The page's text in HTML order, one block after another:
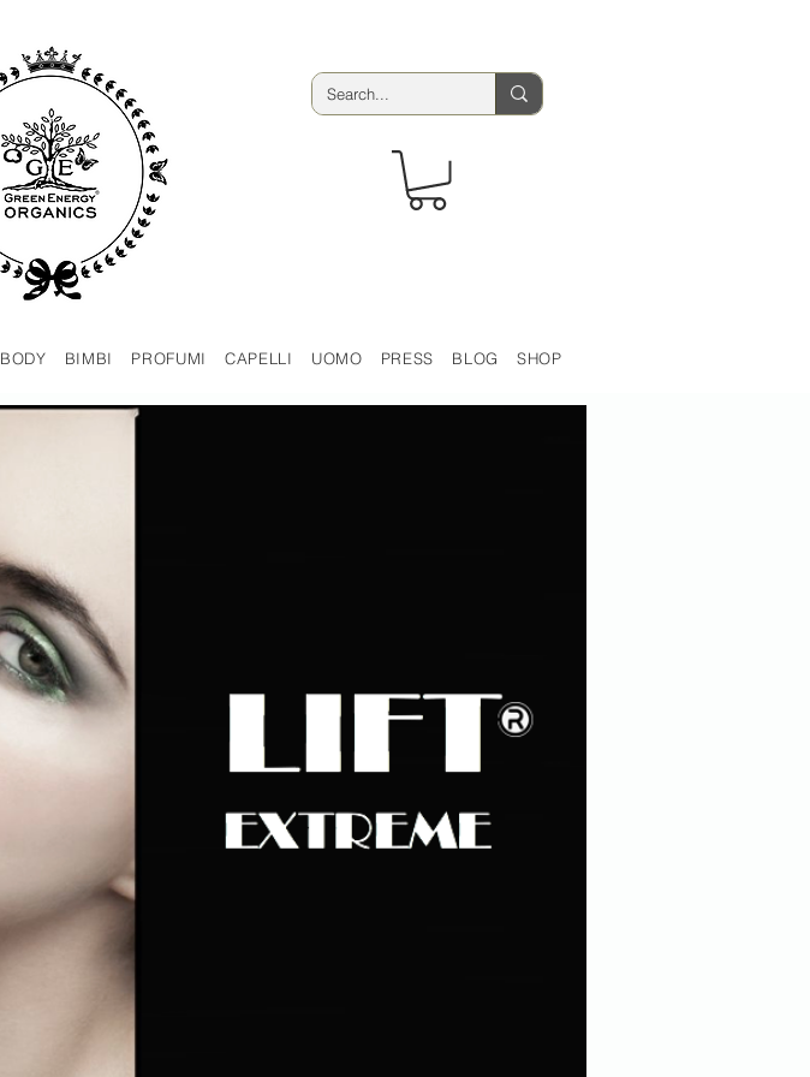
BODY BIMBI PROFUMI CAPELLI UOMO PRESS BLOG SHOP